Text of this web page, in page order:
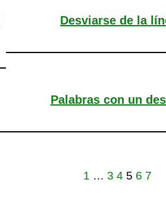
Desviarse de la
Palabras con un
1 … 3 4 5 6 7